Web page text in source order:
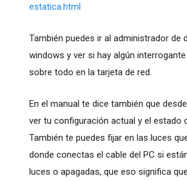
estatica.html
También puedes ir al administrador de
windows y ver si hay algún
sobre todo en la tarjeta de red.
En el manual te dice también que
ver tu configuración actual y el estado
También te puedes fijar en las luces
donde conectas el cable del PC si
luces o apagadas, que eso significa